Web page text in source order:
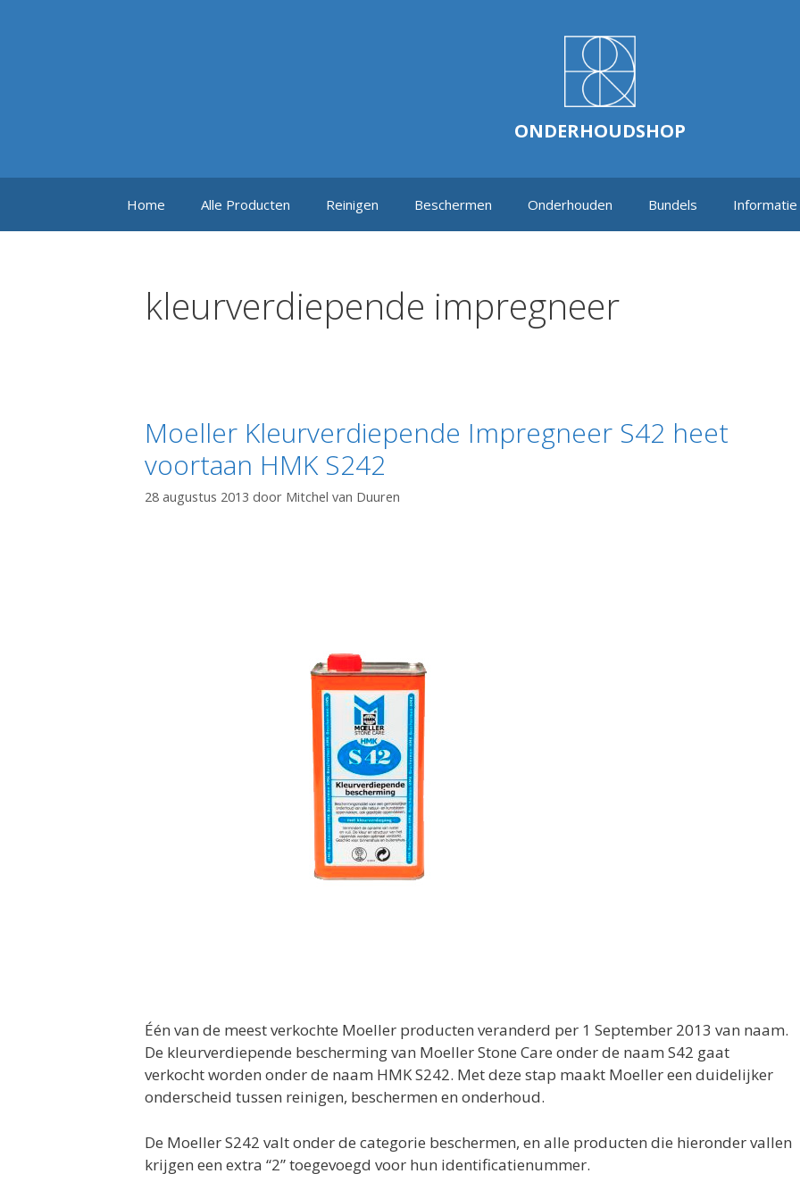
ONDERHOUDSHOP
Home Alle Producten Reinigen Beschermen Onderhouden Bundels Informatie
kleurverdiepende impregneer
Moeller Kleurverdiepende Impregneer S42 heet
voortaan HMK S242
28 augustus 2013 door Mitchel van Duuren
Één van de meest verkochte Moeller producten veranderd per 1 September 2013 van naam.
De kleurverdiepende bescherming van Moeller Stone Care onder de naam S42 gaat
verkocht worden onder de naam HMK S242. Met deze stap maakt Moeller een duidelijker
onderscheid tussen reinigen, beschermen en onderhoud.
De Moeller S242 valt onder de categorie beschermen, en alle producten die hieronder vallen
krijgen een extra “2” toegevoegd voor hun identificatienummer.